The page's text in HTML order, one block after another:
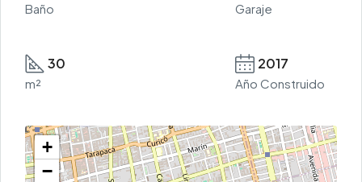
Baño Garaje
30
m²
2017
Año Construido
+
−